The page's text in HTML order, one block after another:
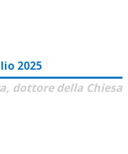
2025
dottore della Chiesa